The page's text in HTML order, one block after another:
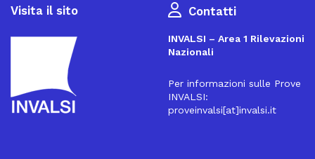
Visita il sito Contatti
INVALSI – Area 1 Rilevazioni
Nazionali
Per informazioni sulle Prove
INVALSI:
proveinvalsi[at]invalsi.it